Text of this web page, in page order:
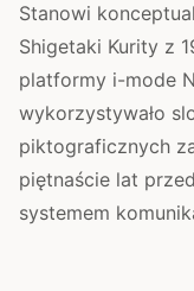
Stanowi
Shigetaki Kurity z
platformy i-mode
wykorzystywało
piktograficznych
piętnaście lat
systemem